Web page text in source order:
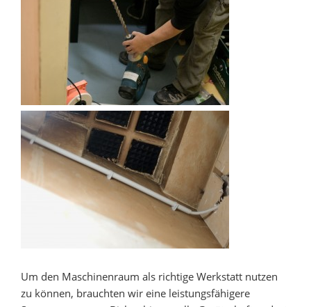
Um den Maschinenraum als richtige Werkstatt nutzen
zu können, brauchten wir eine leistungsfähigere